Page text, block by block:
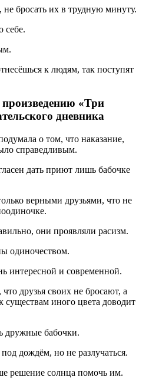
не бросать их в трудную минуту.
себе.
к людям, так поступят
«Три
дневника
о том, что наказание,
справедливым.
дать приют лишь бабочке
верными друзьями, что не
они проявляли расизм.
одиночеством.
интересной и современной.
друзья своих не бросают, а
существам иного цвета доводит
дружные бабочки.
дождём, но не разлучаться.
решение солнца помочь им.